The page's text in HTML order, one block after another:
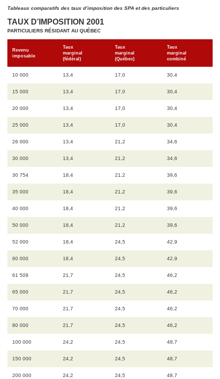
Tableaux comparatifs des taux d’imposition des SPA et des particuliers
TAUX D’IMPOSITION 2001
PARTICULIERS RÉSIDANT AU QUÉBEC
Revenu
imposable
Taux
marginal
(fédéral)
Taux
marginal
(Québec)
Taux
marginal
combiné
10 000 13,4 17,0 30,4
15 000 13,4 17,0 30,4
20 000 13,4 17,0 30,4
25 000 13,4 17,0 30,4
26 000 13,4 21,2 34,6
30 000 13,4 21,2 34,6
30 754 18,4 21,2 39,6
35 000 18,4 21,2 39,6
40 000 18,4 21,2 39,6
50 000 18,4 21,2 39,6
52 000 18,4 24,5 42,9
60 000 18,4 24,5 42,9
61 509 21,7 24,5 46,2
65 000 21,7 24,5 46,2
70 000 21,7 24,5 46,2
80 000 21,7 24,5 46,2
100 000 24,2 24,5 48,7
150 000 24,2 24,5 48,7
200 000 24,2 24,5 48,7